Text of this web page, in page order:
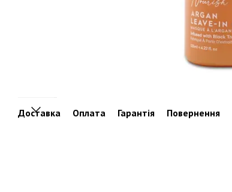
Доставка Оплата Гарантія Повернення